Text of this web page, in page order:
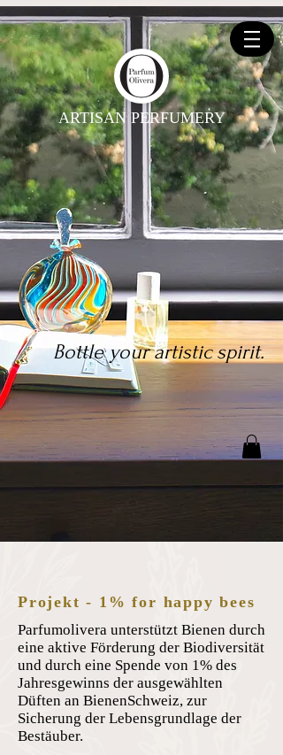
ARTISAN PERFUMERY
Bottle your artistic spirit.
Projekt - 1% for happy bees
Parfumolivera unterstützt Bienen durch
eine aktive Förderung der Biodiversität
und durch eine Spende von 1% des
Jahresgewinns der ausgewählten
Düften an BienenSchweiz, zur
Sicherung der Lebensgrundlage der
Bestäuber.